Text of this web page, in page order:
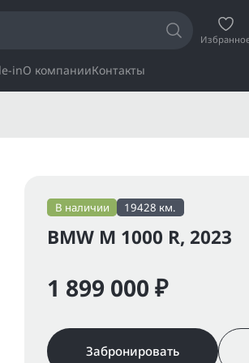
inО компанииКонтакты
BMW M 1000 R, 2023
В наличии 19428 км.
1 899 000 ₽
Забронировать